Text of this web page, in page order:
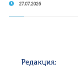
27.07.2026
Редакция: